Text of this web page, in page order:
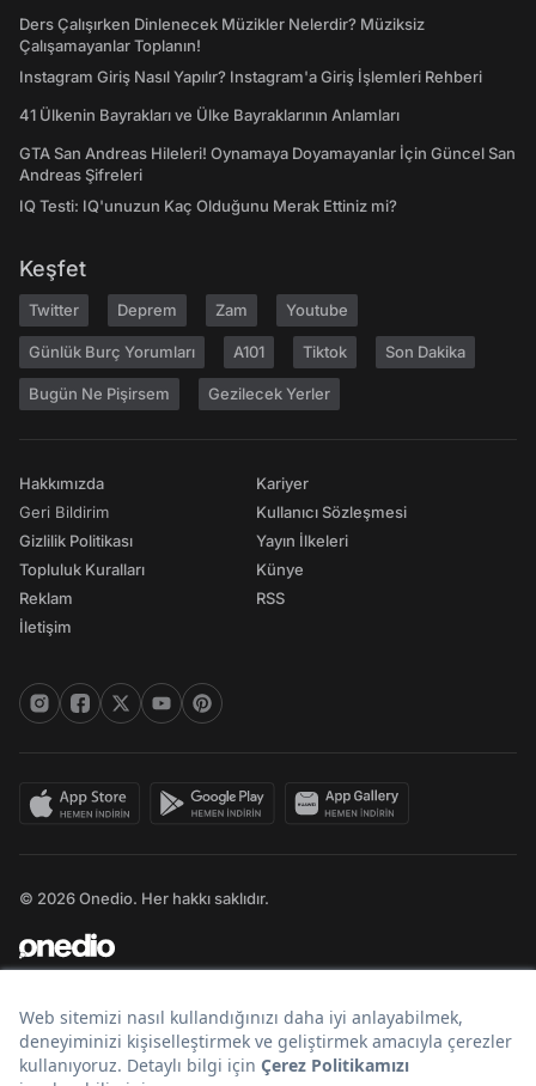
Ders Çalışırken Dinlenecek Müzikler Nelerdir? Müziksiz
Çalışamayanlar Toplanın!
Instagram Giriş Nasıl Yapılır? Instagram'a Giriş İşlemleri Rehberi
41 Ülkenin Bayrakları ve Ülke Bayraklarının Anlamları
GTA San Andreas Hileleri! Oynamaya Doyamayanlar İçin Güncel San
Andreas Şifreleri
IQ Testi: IQ'unuzun Kaç Olduğunu Merak Ettiniz mi?
Keşfet
Twitter Deprem Zam Youtube
Günlük Burç Yorumları A101 Tiktok Son Dakika
Bugün Ne Pişirsem Gezilecek Yerler
Hakkımızda
Geri Bildirim
Gizlilik Politikası
Topluluk Kuralları
Reklam
İletişim
Kariyer
Kullanıcı Sözleşmesi
Yayın İlkeleri
Künye
RSS
© 2026 Onedio. Her hakkı saklıdır.
Bir markasıdır.